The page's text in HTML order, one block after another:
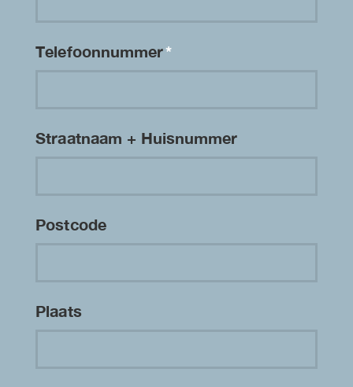
Telefoonnummer*
Straatnaam + Huisnummer
Postcode
Plaats